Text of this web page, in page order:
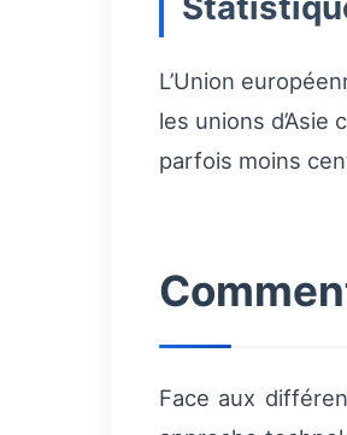
L’Union
les unions
parfois moins
Face aux